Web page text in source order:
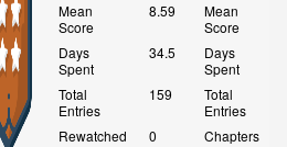
Mean
Score
8.59
Days
Spent
34.5
Total
Entries
159
Rewatched
0
Mean
Score
Days
Spent
Total
Entries
Chapters